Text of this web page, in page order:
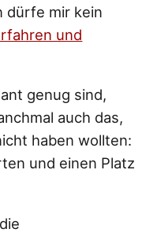
dürfe mir kein
und
genug sind,
auch das,
haben wollten:
und einen Platz